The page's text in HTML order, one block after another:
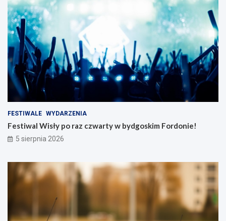
FESTIWALE WYDARZENIA
Festiwal Wisły po raz czwarty w bydgoskim Fordonie!
5 sierpnia 2026